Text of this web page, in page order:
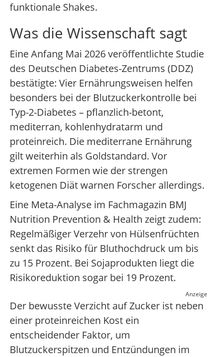
funktionale Shakes.
Was die Wissenschaft sagt
Eine Anfang Mai 2026 veröffentlichte Studie
des Deutschen Diabetes-Zentrums (DDZ)
bestätigte: Vier Ernährungsweisen helfen
besonders bei der Blutzuckerkontrolle bei
Typ-2-Diabetes – pflanzlich-betont,
mediterran, kohlenhydratarm und
proteinreich. Die mediterrane Ernährung
gilt weiterhin als Goldstandard. Vor
extremen Formen wie der strengen
ketogenen Diät warnen Forscher allerdings.
Eine Meta-Analyse im Fachmagazin BMJ
Nutrition Prevention & Health zeigt zudem:
Regelmäßiger Verzehr von Hülsenfrüchten
senkt das Risiko für Bluthochdruck um bis
zu 15 Prozent. Bei Sojaprodukten liegt die
Risikoreduktion sogar bei 19 Prozent.
Anzeige
Der bewusste Verzicht auf Zucker ist neben
einer proteinreichen Kost ein
entscheidender Faktor, um
Blutzuckerspitzen und Entzündungen im